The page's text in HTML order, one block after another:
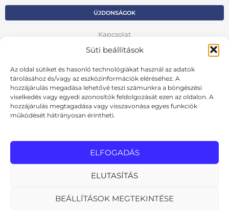
Süti beállítások
Az oldal sütiket és hasonló technológiákat használ az adatok
tárolásához és/vagy az eszközinformációk eléréséhez. A
hozzájárulás megadása lehetővé teszi számunkra a böngészési
viselkedés vagy egyedi azonosítók feldolgozását ezen az oldalon. A
hozzájárulás megtagadása vagy visszavonása egyes funkciók
működését hátrányosan érintheti.
ELFOGADÁS
ELUTASÍTÁS
BEÁLLÍTÁSOK MEGTEKINTÉSE
ÚJDONSÁGOK
Kapcsolat
Kosár
Fiók
Adatvédelmi szabályzat
VISSZA AZ ELŐZŐ OLDALRA
Cookie szabályzat
MInden jog fenntartva